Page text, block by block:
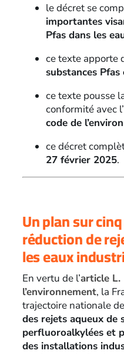
le décret se
importantes
Pfas dans les
ce texte apporte
substances Pfas
ce texte pousse
conformité avec l’
code de
ce décret
27 février 2025.
Un plan sur
réduction de
les eaux
En vertu de l’article L.
l’environnement, la
trajectoire nationale de
des rejets aqueux de
perfluoroalkylées et
des installations